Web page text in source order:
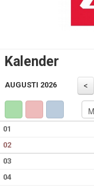
KONTAKT
Kalender
AUGUSTI 2026
01
02
03
04